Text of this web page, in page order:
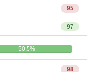
95
97
50,5%
98